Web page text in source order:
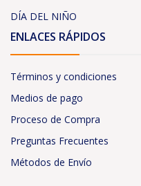
DÍA DEL NIÑO
ENLACES RÁPIDOS
Términos y condiciones
Medios de pago
Proceso de Compra
Preguntas Frecuentes
Métodos de Envío